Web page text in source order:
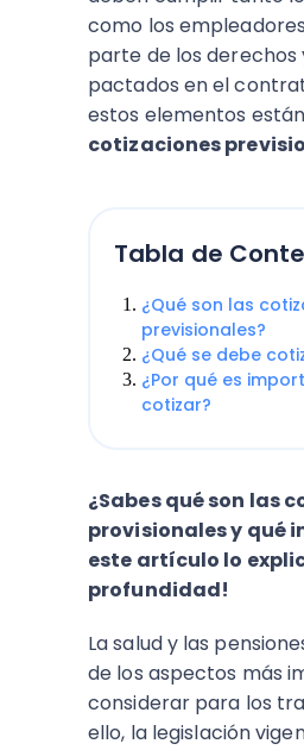
como los
parte de los derechos
pactados en el
estos elementos
cotizaciones
Tabla de
¿Qué son las
previsionales?
¿Qué se debe
¿Por qué es
cotizar?
¿Sabes qué son las
provisionales y qué
este artículo lo
profundidad!
La salud y las
de los aspectos más
considerar para los
ello, la legislación